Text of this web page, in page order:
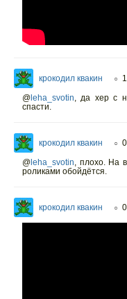
крокодил квакин ○
@ leha_svotin, да хер с
спасти.
крокодил квакин ○
@ leha_svotin, плохо. На
роликами обойдётся.
крокодил квакин ○